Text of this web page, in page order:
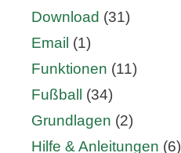
Download (31)
Email (1)
Funktionen (11)
Fußball
(34)
Grundlagen (2)
Hilfe & Anleitungen (6)